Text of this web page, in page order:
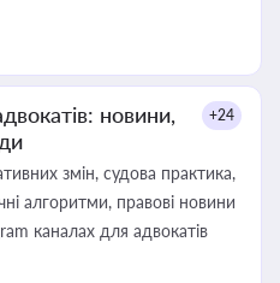
новини,
+24
змін, судова практика,
алгоритми, правові новини
каналах для адвокатів